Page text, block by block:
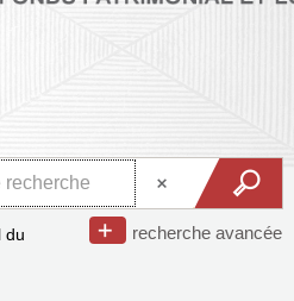
recherche avancée
du